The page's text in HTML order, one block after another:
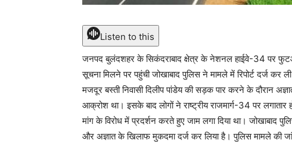
Listen to this
जनपद बुलंदशहर के सिकंदराबाद क्षेत्र के नेशनल हाईवे-34 पर
सूचना मिलने पर पहुंची जोखाबाद पुलिस ने मामले में रिपोर्ट दर्ज कर
मजदूर बस्ती निवासी दिलीप पांडेय की सड़क पार करने के दौरान
आक्रोश था। इसके बाद लोगों ने राष्ट्रीय राजमार्ग-34 पर
मांग के विरोध में प्रदर्शन करते हुए जाम लगा दिया था। जोखाबाद
और अज्ञात के खिलाफ मुकदमा दर्ज कर लिया है। पुलिस मामले की